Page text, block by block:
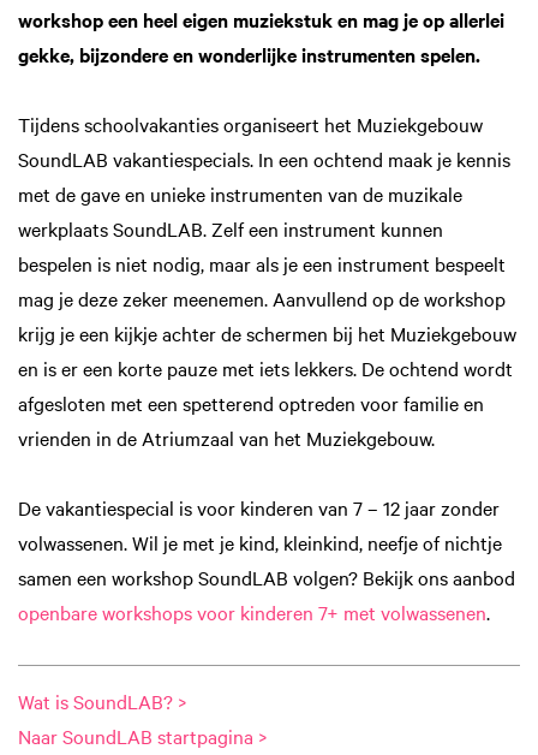
workshop een heel eigen muziekstuk en mag je op allerlei
gekke, bijzondere en wonderlijke instrumenten spelen.
Tijdens schoolvakanties organiseert het Muziekgebouw
SoundLAB vakantiespecials. In een ochtend maak je kennis
met de gave en unieke instrumenten van de muzikale
werkplaats SoundLAB. Zelf een instrument kunnen
bespelen is niet nodig, maar als je een instrument bespeelt
mag je deze zeker meenemen. Aanvullend op de workshop
krijg je een kijkje achter de schermen bij het Muziekgebouw
en is er een korte pauze met iets lekkers. De ochtend wordt
afgesloten met een spetterend optreden voor familie en
vrienden in de Atriumzaal van het Muziekgebouw.
De vakantiespecial is voor kinderen van 7 – 12 jaar zonder
volwassenen. Wil je met je kind, kleinkind, neefje of nichtje
samen een workshop SoundLAB volgen? Bekijk ons aanbod
openbare workshops voor kinderen 7+ met volwassenen.
Wat is SoundLAB? >
Naar SoundLAB startpagina >